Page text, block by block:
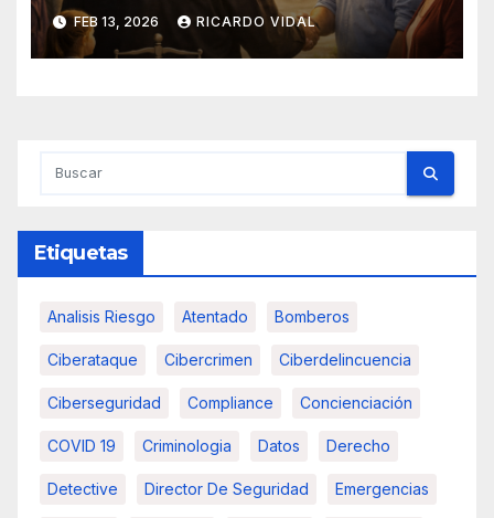
FEB 13, 2026 RICARDO VIDAL
Etiquetas
Analisis Riesgo Atentado Bomberos
Ciberataque Cibercrimen Ciberdelincuencia
Ciberseguridad Compliance Concienciación
COVID 19 Criminologia Datos Derecho
Detective Director De Seguridad Emergencias